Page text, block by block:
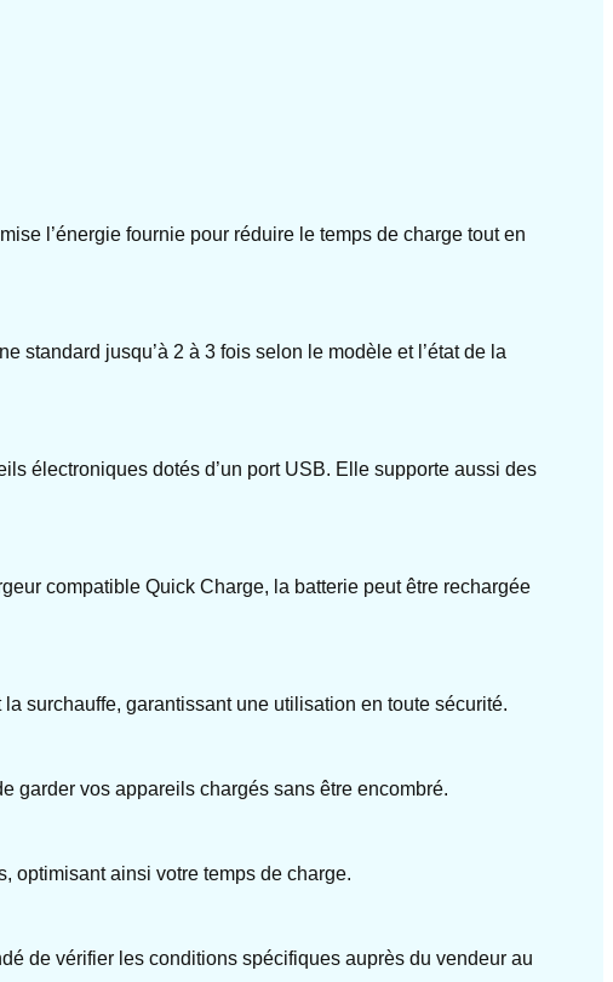
l’énergie fournie pour réduire le temps de charge tout en
standard jusqu’à 2 à 3 fois selon le modèle et l’état de la
électroniques dotés d’un port USB. Elle supporte aussi des
compatible Quick Charge, la batterie peut être rechargée
surchauffe, garantissant une utilisation en toute sécurité.
garder vos appareils chargés sans être encombré.
optimisant ainsi votre temps de charge.
de vérifier les conditions spécifiques auprès du vendeur au